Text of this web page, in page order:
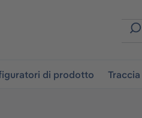
di prodotto